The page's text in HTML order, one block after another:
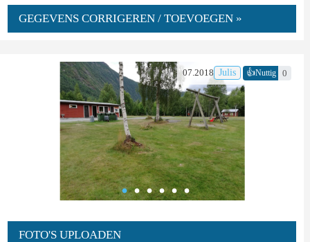
GEGEVENS CORRIGEREN / TOEVOEGEN »
07.2018 Julis 👍Nuttig 0
FOTO'S UPLOADEN